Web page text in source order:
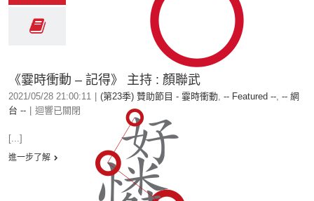
《霎時衝動 – 記得》 主持 : 顏聯武
2021/05/28 21:00:11 (第23季) 贊助節目 - 霎時衝動, -- Featured --, -- 網
台 --
迴響已關閉
[...]
進一步了解